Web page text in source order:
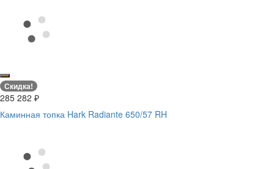
Скидка!
285 282 ₽
Каминная топка Hark Radiante 650/57 RH